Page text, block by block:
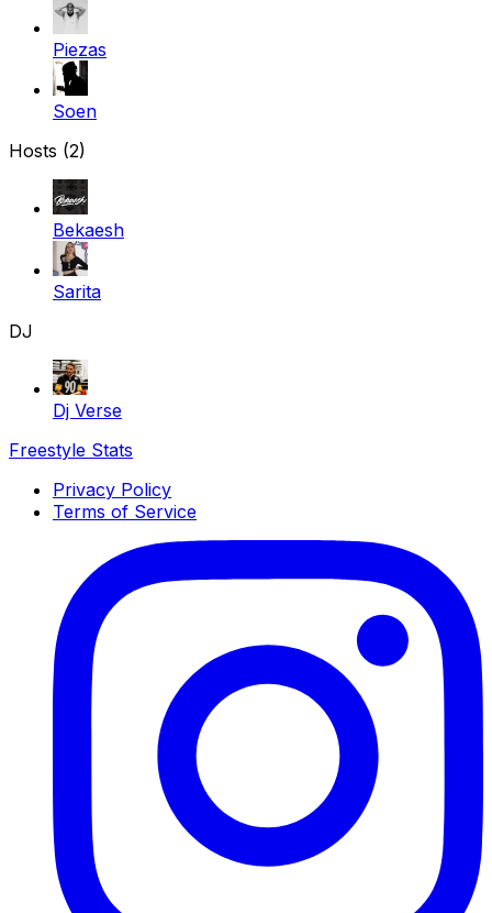
Piezas
Soen
Hosts (2)
Bekaesh
Sarita
DJ
Dj Verse
Freestyle Stats
Privacy Policy
Terms of Service